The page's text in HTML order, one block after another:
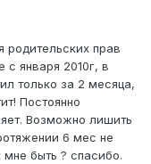
родительских прав
января 2010г, в
только за 2 месяца,
Постоянно
Возможно лишить
6 мес не
мне быть ? спасибо.